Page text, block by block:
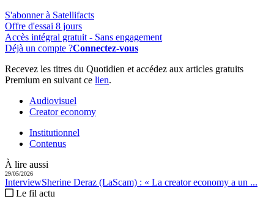
S'abonner à Satellifacts
Offre d'essai 8 jours
Accès intégral gratuit - Sans engagement
Déjà un compte ?Connectez-vous
Recevez les titres du Quotidien et accédez aux articles gratuits
Premium en suivant ce lien.
Audiovisuel
Creator economy
Institutionnel
Contenus
À lire aussi
29/05/2026
InterviewSherine Deraz (LaScam) : « La creator economy a un ...
Le fil actu